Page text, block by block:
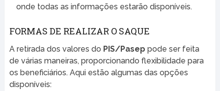
onde todas as informações estarão disponíveis.
FORMAS DE REALIZAR O SAQUE
A retirada dos valores do PIS/Pasep pode ser feita
de várias maneiras, proporcionando flexibilidade para
os beneficiários. Aqui estão algumas das opções
disponíveis: